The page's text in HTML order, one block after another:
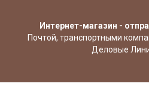
Интернет-магазин -
Почтой, транспортными
Деловые